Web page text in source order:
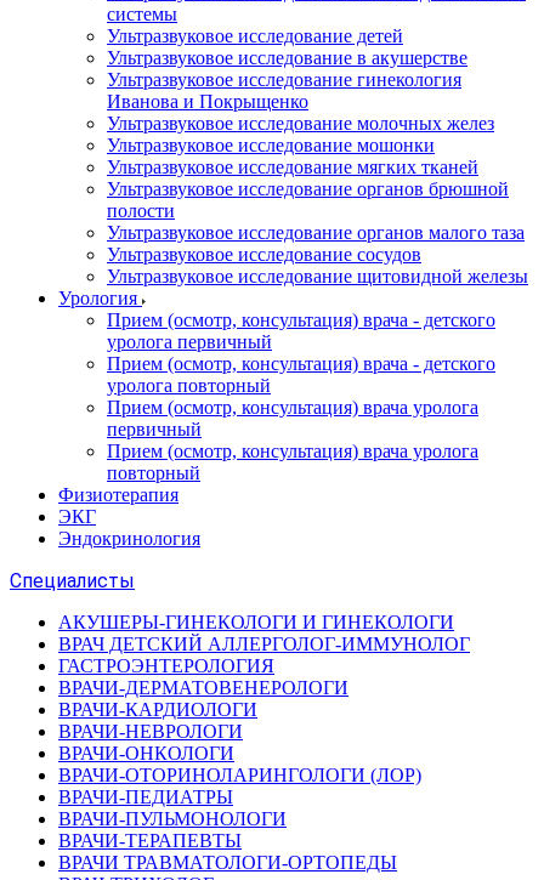
системы
Ультразвуковое исследование детей
Ультразвуковое исследование в акушерстве
Ультразвуковое исследование гинекология
Иванова и Покрыщенко
Ультразвуковое исследование молочных желез
Ультразвуковое исследование мошонки
Ультразвуковое исследование мягких тканей
Ультразвуковое исследование органов брюшной
полости
Ультразвуковое исследование органов малого таза
Ультразвуковое исследование сосудов
Ультразвуковое исследование щитовидной железы
Урология
Прием (осмотр, консультация) врача - детского
уролога первичный
Прием (осмотр, консультация) врача - детского
уролога повторный
Прием (осмотр, консультация) врача уролога
первичный
Прием (осмотр, консультация) врача уролога
повторный
Физиотерапия
ЭКГ
Эндокринология
Специалисты
АКУШЕРЫ-ГИНЕКОЛОГИ И ГИНЕКОЛОГИ
ВРАЧ ДЕТСКИЙ АЛЛЕРГОЛОГ-ИММУНОЛОГ
ГАСТРОЭНТЕРОЛОГИЯ
ВРАЧИ-ДЕРМАТОВЕНЕРОЛОГИ
ВРАЧИ-КАРДИОЛОГИ
ВРАЧИ-НЕВРОЛОГИ
ВРАЧИ-ОНКОЛОГИ
ВРАЧИ-ОТОРИНОЛАРИНГОЛОГИ (ЛОР)
ВРАЧИ-ПЕДИАТРЫ
ВРАЧИ-ПУЛЬМОНОЛОГИ
ВРАЧИ-ТЕРАПЕВТЫ
ВРАЧИ ТРАВМАТОЛОГИ-ОРТОПЕДЫ